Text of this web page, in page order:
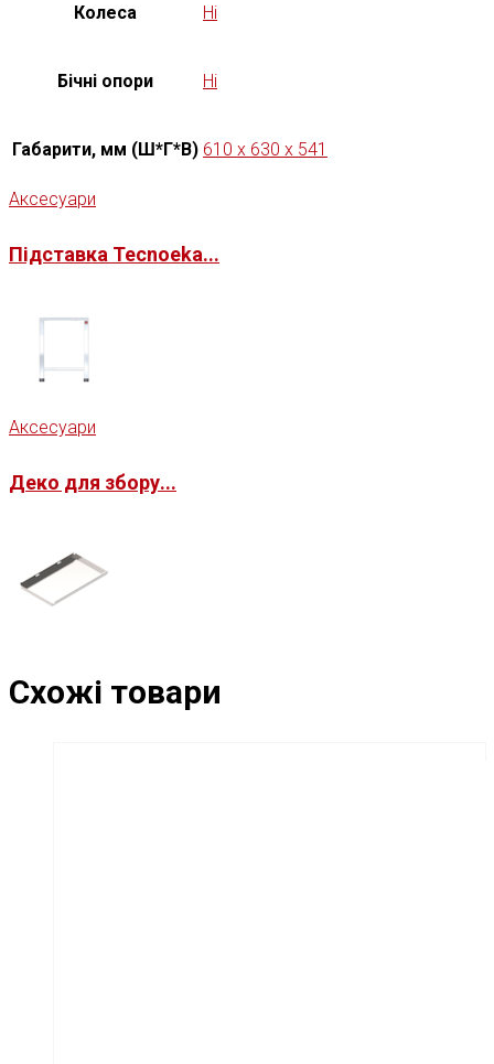
Колеса Ні
Бічні опори Ні
Габарити, мм (Ш*Г*В) 610 x 630 x 541
Аксесуари
Підставка Tecnoeka...
Аксесуари
Деко для збору...
Схожі товари